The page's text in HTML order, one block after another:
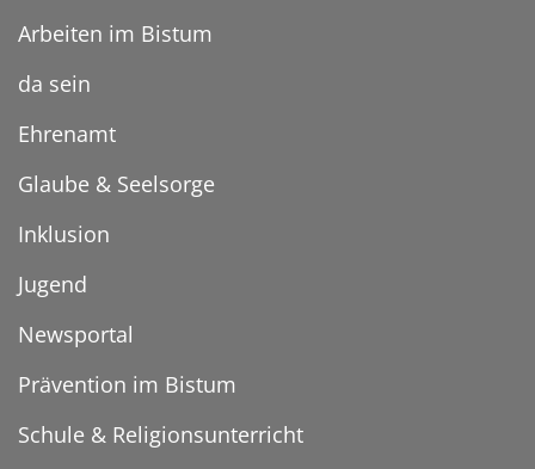
Arbeiten im Bistum
da sein
Ehrenamt
Glaube & Seelsorge
Inklusion
Jugend
Newsportal
Prävention im Bistum
Schule & Religionsunterricht